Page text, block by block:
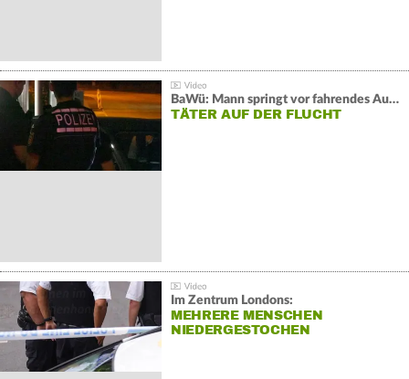
BaWü: Mann springt vor fahrendes Auto und schießt
TÄTER AUF DER FLUCHT
Im Zentrum Londons:
MEHRERE MENSCHEN
NIEDERGESTOCHEN